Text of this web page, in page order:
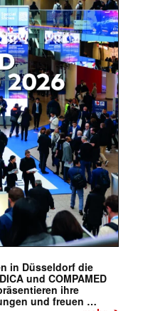
in Düsseldorf die
und COMPAMED
ihre
und freuen …